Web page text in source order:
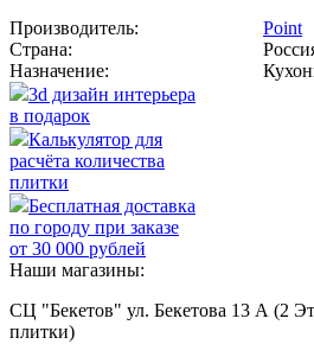
Производитель:
Point
Страна:
Назначение:
3d дизайн интерьера
в подарок
Калькулятор для
расчёта количества
плитки
Бесплатная доставка
по городу при заказе
от 30 000 рублей
Наши магазины:
СЦ "Бекетов" ул. Бекетова 13 А (2
плитки)